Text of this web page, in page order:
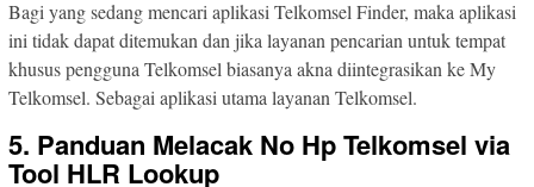
Bagi yang sedang mencari aplikasi Telkomsel Finder, maka aplikasi
ini tidak dapat ditemukan dan jika layanan pencarian untuk tempat
khusus pengguna Telkomsel biasanya akna diintegrasikan ke My
Telkomsel. Sebagai aplikasi utama layanan Telkomsel.
5. Panduan Melacak No Hp Telkomsel via
Tool HLR Lookup